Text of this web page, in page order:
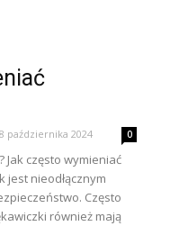
8 października 2024 0
Jak często wymieniać
jest nieodłącznym
Często
również mają